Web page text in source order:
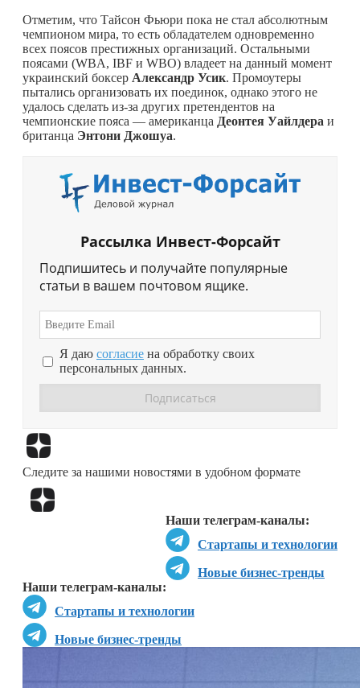
Отметим, что Тайсон Фьюри пока не стал абсолютным
чемпионом мира, то есть обладателем одновременно
всех поясов престижных организаций. Остальными
поясами (WBA, IBF и WBO) владеет на данный момент
украинский боксер Александр Усик. Промоутеры
пытались организовать их поединок, однако этого не
удалось сделать из-за других претендентов на
чемпионские пояса — американца Деонтея Уайлдера и
британца Энтони Джошуа.
Рассылка Инвест-Форсайт
Подпишитесь и получайте популярные
статьи в вашем почтовом ящике.
Я даю согласие на обработку своих
персональных данных.
Следите за нашими новостями в удобном формате
Наши телеграм-каналы:
Стартапы и технологии
Новые бизнес-тренды
Наши телеграм-каналы:
Стартапы и технологии
Новые бизнес-тренды